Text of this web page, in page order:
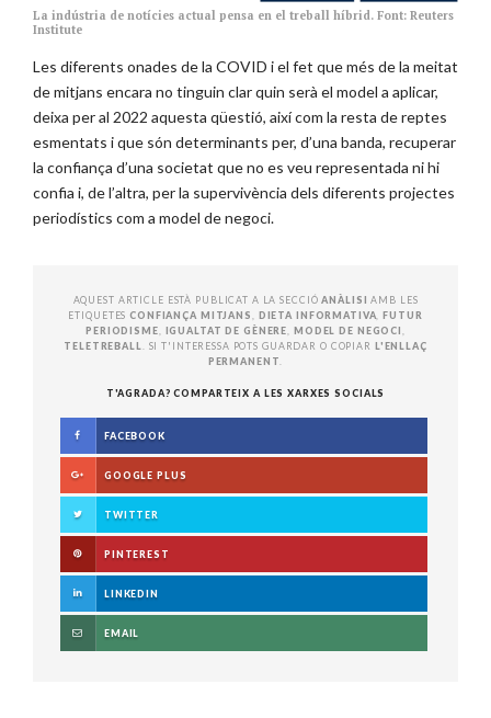
La indústria de notícies actual pensa en el treball híbrid. Font: Reuters
Institute
Les diferents onades de la COVID i el fet que més de la meitat
de mitjans encara no tinguin clar quin serà el model a aplicar,
deixa per al 2022 aquesta qüestió, així com la resta de reptes
esmentats i que són determinants per, d’una banda, recuperar
la confiança d’una societat que no es veu representada ni hi
confia i, de l’altra, per la supervivència dels diferents projectes
periodístics com a model de negoci.
AQUEST ARTICLE ESTÀ PUBLICAT A LA SECCIÓANÀLISI AMB LES
ETIQUETESCONFIANÇA MITJANS DIETA INFORMATIVA ,FUTUR
PERIODISME
IGUALTAT DE GÈNERE MODEL DE NEGOCI
TELETREBALL
. SI T'INTERESSA POTS GUARDAR O COPIAR L'ENLLAÇ
PERMANENT
T'AGRADA? COMPARTEIX A LES XARXES SOCIALS
FACEBOOK
GOOGLE PLUS
TWITTER
PINTEREST
LINKEDIN
EMAIL